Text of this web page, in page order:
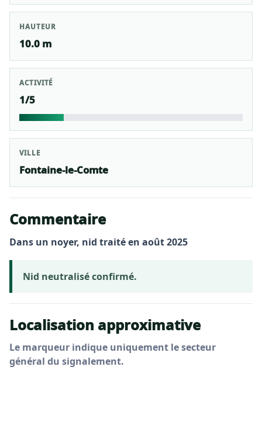
HAUTEUR
10.0 m
ACTIVITÉ
1/5
VILLE
Fontaine-le-Comte
Commentaire
Dans un noyer, nid traité en août 2025
Nid neutralisé confirmé.
Localisation approximative
Le marqueur indique uniquement le secteur
général du signalement.